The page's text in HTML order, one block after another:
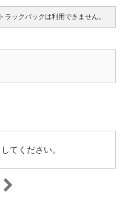
トラックバックは利用できません。
してください。